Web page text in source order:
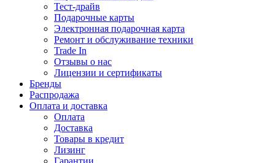
Тест-драйв
Подарочные карты
Электронная подарочная карта
Ремонт и обслуживание техники
Trade In
Отзывы о нас
Лицензии и сертификаты
Бренды
Распродажа
Оплата и доставка
Оплата
Доставка
Товары в кредит
Лизинг
Гарантии